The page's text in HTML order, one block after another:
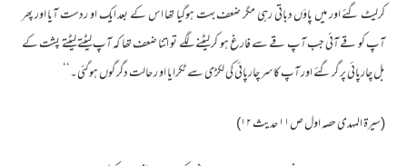
کرلیٹ گئے اور میں پاؤں دباتی رہی مگر ضعف بہت ہوگیا تھا اس کے بعد ایک او ردست آیا اور پھر
آپ کو قے آئی جب آپ قے سے فارغ ہو کر لیٹنے لگے تو اتنا ضعف تھا کہ آپ لیٹتے لیٹتے پشت کے
بل چارپائی پر گر گئے اور آپ کاسر چارپائی کی لکڑی سے ٹکرایا او ر حالت دگر گوں ہوگئی ۔‘‘
(سیرۃ المہدی حصہ اول ص۱۱ حدیث ۱۲)